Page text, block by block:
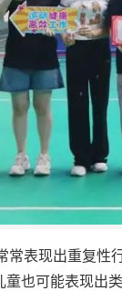
常表现出重复性
也可能表现出